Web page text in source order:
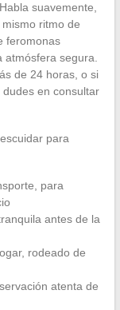
suavemente,
ritmo de
feromonas
segura.
de 24 horas, o si
en consultar
para
para
antes de la
rodeado de
atenta de